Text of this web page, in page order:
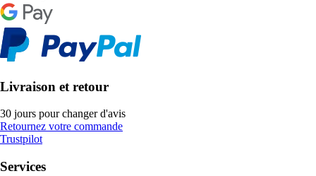
Livraison et retour
30 jours pour changer d'avis
Retournez votre commande
Trustpilot
Services